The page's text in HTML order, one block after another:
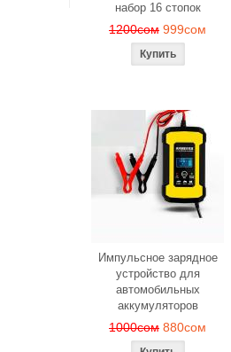
набор 16 стопок
1200сом 999сом
Импульсное зарядное
устройство для
автомобильных
аккумуляторов
1000сом 880сом